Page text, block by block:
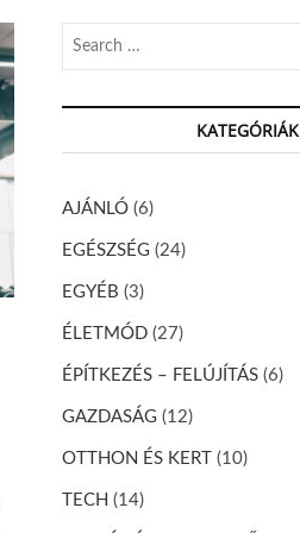
KATEGÓRIÁK
AJÁNLÓ (6)
EGÉSZSÉG (24)
EGYÉB (3)
ÉLETMÓD (27)
ÉPÍTKEZÉS – FELÚJÍTÁS (6)
GAZDASÁG (12)
OTTHON ÉS KERT (10)
TECH (14)